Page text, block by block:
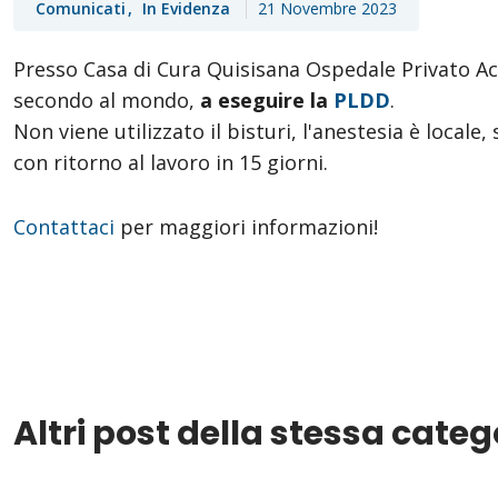
Comunicati In Evidenza 21 Novembre 2023
Presso Casa di Cura Quisisana Ospedale Privato
secondo al mondo, a eseguire la PLDD.
Non viene utilizzato il bisturi, l'anestesia è locale,
con ritorno al lavoro in 15 giorni.
Contattaci per maggiori informazioni!
Altri post della stessa